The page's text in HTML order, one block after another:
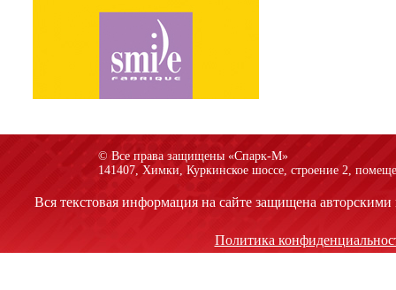
© Все права защищены «Спарк-M»
141407, Химки, Куркинское шоссе, строение 2,
Вся текстовая информация на сайте защищена
Политика